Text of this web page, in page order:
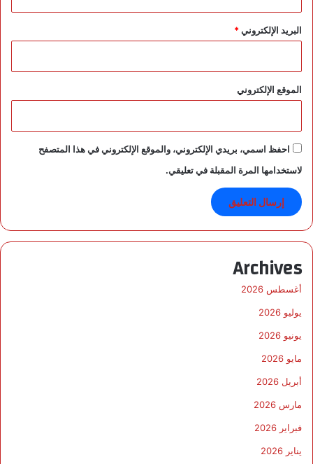
س
ا
ي
البريد الإلكتروني*
الموقع الإلكتروني
احفظ اسمي، بريدي الإلكتروني، والموقع الإلكتروني في هذا المتصفح
لاستخدامها المرة المقبلة في تعليقي.
Archives
أغسطس 2026
يوليو 2026
يونيو 2026
مايو 2026
أبريل 2026
مارس 2026
فبراير 2026
يناير 2026